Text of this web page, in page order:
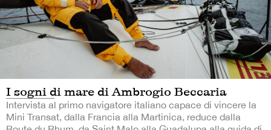
I sogni di mare di Ambrogio Beccaria
Intervista al primo navigatore italiano capace di vincere la
Mini Transat, dalla Francia alla Martinica, reduce dalla